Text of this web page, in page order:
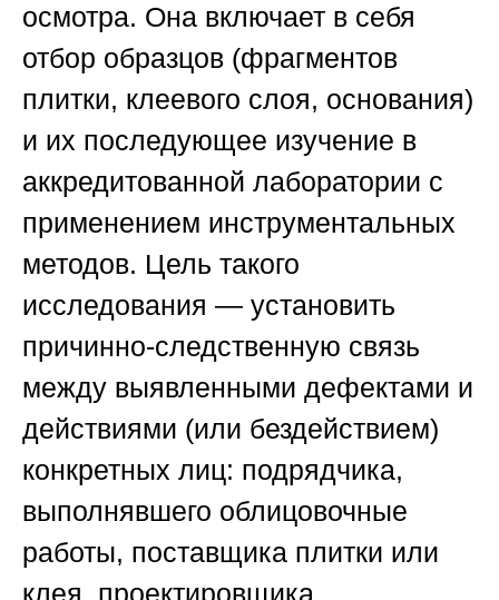
осмотра. Она включает в себя
отбор образцов (фрагментов
плитки, клеевого слоя, основания)
и их последующее изучение в
аккредитованной лаборатории с
применением инструментальных
методов. Цель такого
исследования — установить
причинно-следственную связь
между выявленными дефектами и
действиями (или бездействием)
конкретных лиц: подрядчика,
выполнявшего облицовочные
работы, поставщика плитки или
клея, проектировщика,